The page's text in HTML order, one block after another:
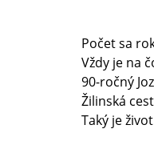
Počet sa
Vždy je na
90-ročný
Žilinská
Taký je